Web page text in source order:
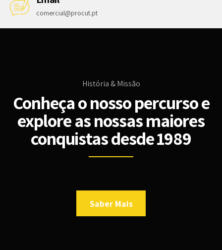
comercial@procut.pt
História & Missão
Conheça o nosso percurso e
explore as nossas maiores
conquistas desde 1989
Saber Mais